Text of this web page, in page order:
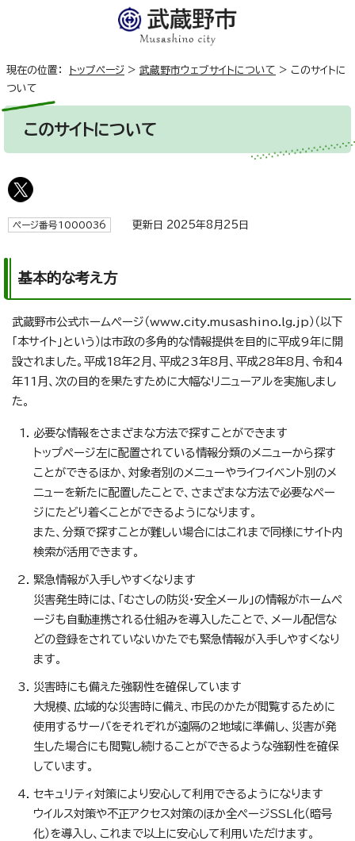
現在の位置： トップページ > 武蔵野市ウェブサイトについて > このサイトに
ついて
このサイトについて
ページ番号1000036 更新日 2025年8月25日
基本的な考え方
武蔵野市公式ホームページ（www.city.musashino.lg.jp）（以下
「本サイト」という）は市政の多角的な情報提供を目的に平成9年に開
設されました。平成18年2月、平成23年8月、平成28年8月、令和4
年11月、次の目的を果たすために大幅なリニューアルを実施しまし
た。
必要な情報をさまざまな方法で探すことができます
トップページ左に配置されている情報分類のメニューから探す
ことができるほか、対象者別のメニューやライフイベント別のメ
ニューを新たに配置したことで、さまざまな方法で必要なペー
ジにたどり着くことができるようになります。
また、分類で探すことが難しい場合にはこれまで同様にサイト内
検索が活用できます。
緊急情報が入手しやすくなります
災害発生時には、「むさしの防災・安全メール」の情報がホームペ
ージも自動連携される仕組みを導入したことで、メール配信な
どの登録をされていないかたでも緊急情報が入手しやすくなり
ます。
災害時にも備えた強靭性を確保しています
大規模、広域的な災害時に備え、市民のかたが閲覧するために
使用するサーバをそれぞれが遠隔の2地域に準備し、災害が発
生した場合にも閲覧し続けることができるような強靭性を確保
しています。
セキュリティ対策により安心して利用できるようになります
ウイルス対策や不正アクセス対策のほか全ページSSL化（暗号
化）を導入し、これまで以上に安心して利用いただけます。